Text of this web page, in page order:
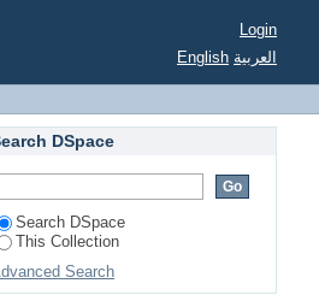
Login
English العربية
DSpace
Search DSpace
This Collection
Search